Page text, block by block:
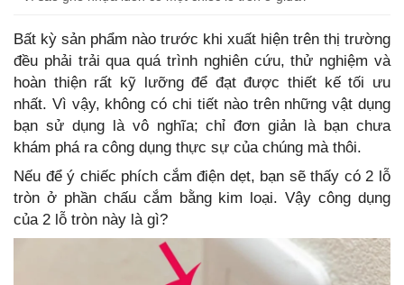
Bất kỳ sản phẩm nào trước khi xuất hiện trên thị trường
đều phải trải qua quá trình nghiên cứu, thử nghiệm và
hoàn thiện rất kỹ lưỡng để đạt được thiết kế tối ưu
nhất. Vì vậy, không có chi tiết nào trên những vật dụng
bạn sử dụng là vô nghĩa; chỉ đơn giản là bạn chưa
khám phá ra công dụng thực sự của chúng mà thôi.
Nếu để ý chiếc phích cắm điện dẹt, bạn sẽ thấy có 2 lỗ
tròn ở phần chấu cắm bằng kim loại. Vậy công dụng
của 2 lỗ tròn này là gì?